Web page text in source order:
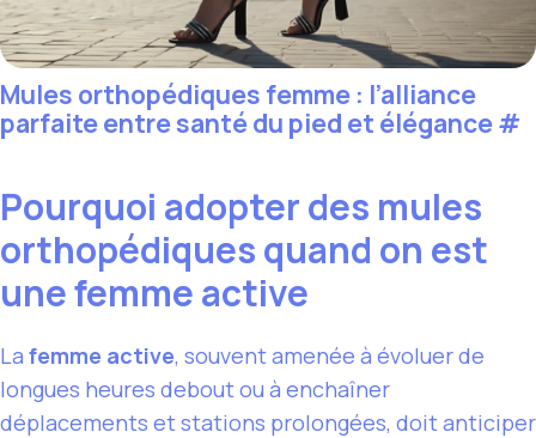
Mules orthopédiques femme : l’alliance
parfaite entre santé du pied et élégance#
Pourquoi adopter des mules
orthopédiques quand on est
une femme active
La femme active, souvent amenée à évoluer de
longues heures debout ou à enchaîner
déplacements et stations prolongées, doit anticiper